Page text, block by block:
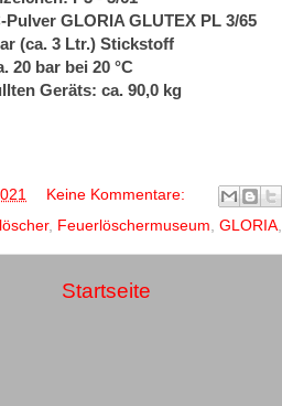
GLORIA GLUTEX PL 3/65
(ca. 3 Ltr.) Stickstoff
20 bar bei 20 °C
Geräts: ca. 90,0 kg
Keine Kommentare:
, Feuerlöschermuseum, GLORIA,
Startseite